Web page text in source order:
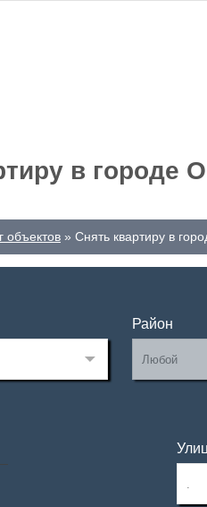
в городе
объектов Снять квартиру в
Район